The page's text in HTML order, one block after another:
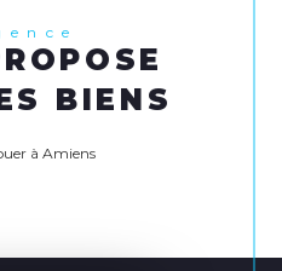
BIENS
à Amiens